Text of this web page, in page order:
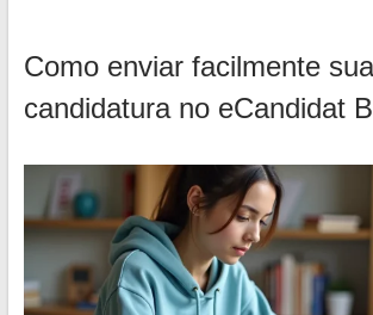
Como enviar facilmente sua
candidatura no eCandidat